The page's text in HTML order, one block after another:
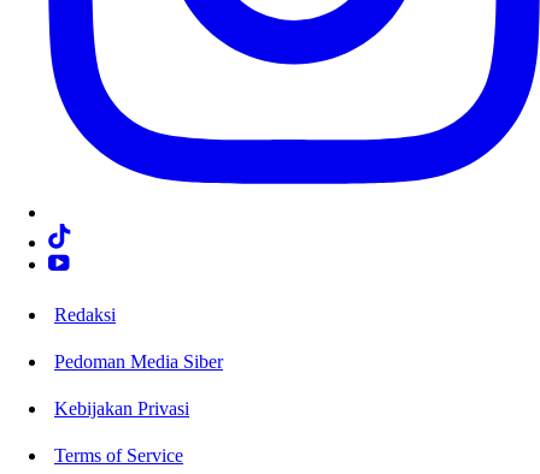
Redaksi
Pedoman Media Siber
Kebijakan Privasi
Terms of Service